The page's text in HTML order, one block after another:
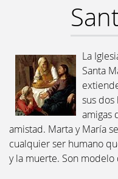
La
Santa
sus dos
amigas
amistad. Marta y María
cualquier ser humano
y la muerte. Son